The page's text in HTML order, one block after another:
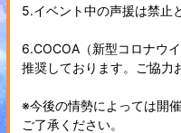
5.イベント中の声援は禁止
6.COCOA（新型コロナウ
推奨しております。ご協力
※今後の情勢によっては開
ご了承ください。